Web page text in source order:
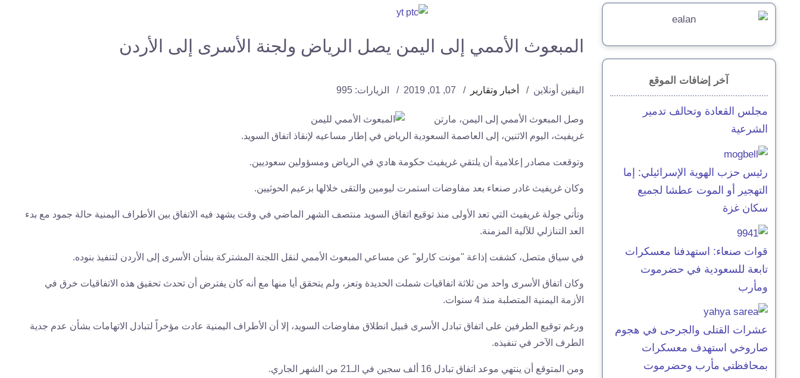
آخر إضافات الموقع
مجلس القعادة وتحالف تدمير
الشرعية
رئيس حزب الهوية الإسرائيلي: إما
التهجير أو الموت عطشا لجميع
سكان غزة
قوات صنعاء: استهدفنا معسكرات
تابعة للسعودية في حضرموت
ومأرب
عشرات القتلى والجرحى في هجوم
صاروخي استهدف معسكرات
بمحافظتي مأرب وحضرموت
المبعوث الأممي إلى اليمن يصل الرياض ولجنة الأسرى إلى الأردن
اليقين أونلاين أخبار وتقارير 07, 01, 2019 الزيارات: 995
وصل المبعوث الأممي إلى اليمن، مارتن
غريفيث، اليوم الاثنين، إلى العاصمة السعودية الرياض في إطار مساعيه لإنقاذ اتفاق السويد.
وتوقعت مصادر إعلامية أن يلتقي غريفيث حكومة هادي في الرياض ومسؤولين سعوديين.
وكان غريفيث غادر صنعاء بعد مفاوضات استمرت ليومين والتقى خلالها بزعيم الحوثيين.
وتأتي جولة غريفيث التي تعد الأولى منذ توقيع اتفاق السويد منتصف الشهر الماضي في وقت يشهد فيه الاتفاق بين الأطراف اليمنية حالة جمود مع بدء
العد التنازلي للآلية المزمنة.
في سياق متصل، كشفت إذاعة "مونت كارلو" عن مساعي المبعوث الأممي لنقل اللجنة المشتركة بشأن الأسرى إلى الأردن لتنفيذ بنوده.
وكان اتفاق الأسرى واحد من ثلاثة اتفاقيات شملت الحديدة وتعز، ولم يتحقق أيا منها مع أنه كان يفترض أن تحدث تحقيق هذه الاتفاقيات خرق في
الأزمة اليمنية المتصلبة منذ 4 سنوات.
ورغم توقيع الطرفين على اتفاق تبادل الأسرى قبيل انطلاق مفاوضات السويد، إلا أن الأطراف اليمنية عادت مؤخراً لتبادل الاتهامات بشأن عدم جدية
الطرف الآخر في تنفيذه.
ومن المتوقع أن ينتهي موعد اتفاق تبادل 16 ألف سجين في الـ21 من الشهر الجاري.